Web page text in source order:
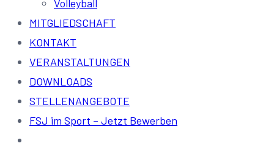
Volleyball
MITGLIEDSCHAFT
KONTAKT
VERANSTALTUNGEN
DOWNLOADS
STELLENANGEBOTE
FSJ im Sport – Jetzt Bewerben